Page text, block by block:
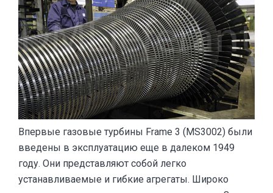
Впервые газовые турбины Frame 3 (MS3002) были
введены в эксплуатацию еще в далеком 1949
году. Они представляют собой легко
устанавливаемые и гибкие агрегаты. Широко